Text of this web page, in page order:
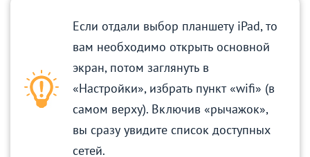
Если отдали выбор планшету iPad, то
вам необходимо открыть основной
экран, потом заглянуть в
«Настройки», избрать пункт «wifi» (в
самом верху). Включив «рычажок»,
вы сразу увидите список доступных
сетей.